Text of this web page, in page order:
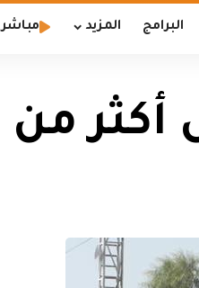
البرامج المزيد مباشر
طارئة